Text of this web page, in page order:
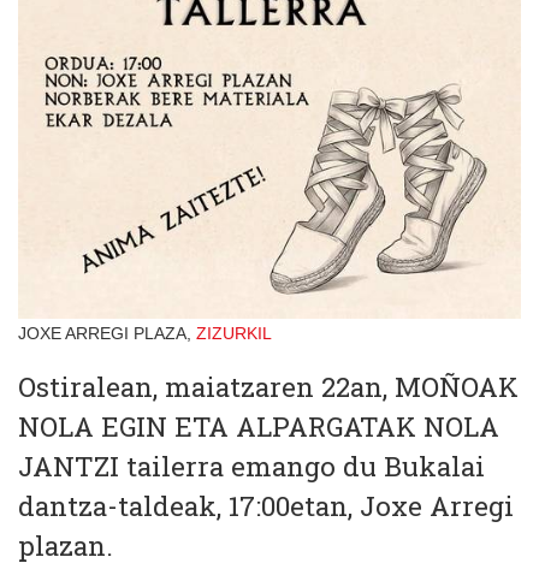
JOXE ARREGI PLAZA, ZIZURKIL
Ostiralean, maiatzaren 22an, MOÑOAK
NOLA EGIN ETA ALPARGATAK NOLA
JANTZI tailerra emango du Bukalai
dantza-taldeak, 17:00etan, Joxe Arregi
plazan.